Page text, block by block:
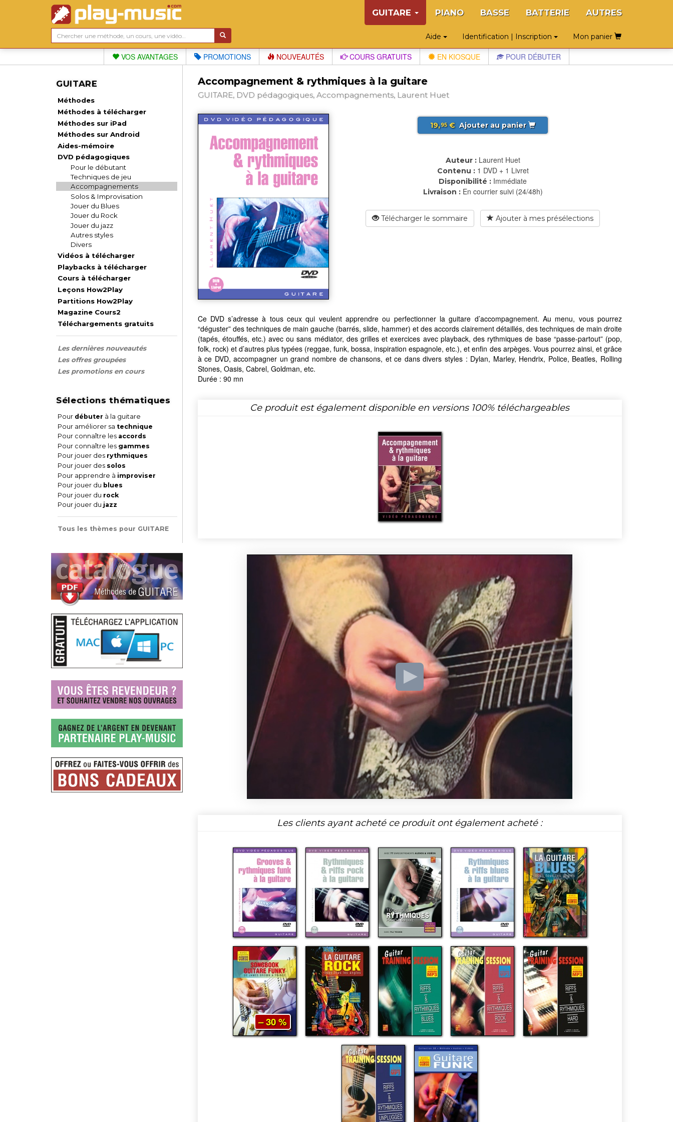
GUITARE PIANO BASSE BATTERIE AUTRES
Aide Identification | Inscription Mon panier
VOS AVANTAGES PROMOTIONS NOUVEAUTÉS COURS GRATUITS EN KIOSQUE POUR DÉBUTER
GUITARE
Méthodes
Méthodes à télécharger
Méthodes sur iPad
Méthodes sur Android
Aides-mémoire
DVD pédagogiques
Pour le débutant
Techniques de jeu
Accompagnements
Solos & Improvisation
Jouer du Blues
Jouer du Rock
Jouer du jazz
Autres styles
Divers
Vidéos à télécharger
Playbacks à télécharger
Cours à télécharger
Leçons How2Play
Partitions How2Play
Magazine Cours2
Téléchargements gratuits
Les dernières nouveautés
Les offres groupées
Les promotions en cours
Sélections thématiques
Pour débuter à la guitare
Pour améliorer sa technique
Pour connaître les accords
Pour connaître les gammes
Pour jouer des rythmiques
Pour jouer des solos
Pour apprendre à improviser
Pour jouer du blues
Pour jouer du rock
Pour jouer du jazz
Tous les thèmes pour GUITARE
Accompagnement & rythmiques à la guitare
GUITARE, DVD pédagogiques, Accompagnements, Laurent Huet
19,95€ Ajouter au panier
Auteur : Laurent Huet
Contenu : 1 DVD + 1 Livret
Disponibilité : Immédiate
Livraison : En courrier suivi (24/48h)
Télécharger le sommaire Ajouter à mes présélections
Ce DVD s’adresse à tous ceux qui veulent apprendre ou perfectionner la guitare d’accompagnement. Au menu, vous pourrez
“déguster” des techniques de main gauche (barrés, slide, hammer) et des accords clairement détaillés, des techniques de main droite
(tapés, étouffés, etc.) avec ou sans médiator, des grilles et exercices avec playback, des rythmiques de base “passe-partout” (pop,
folk, rock) et d’autres plus typées (reggae, funk, bossa, inspiration espagnole, etc.), et enfin des arpèges. Vous pourrez ainsi, et grâce
à ce DVD, accompagner un grand nombre de chansons, et ce dans divers styles : Dylan, Marley, Hendrix, Police, Beatles, Rolling
Stones, Oasis, Cabrel, Goldman, etc.
Durée : 90 mn
Ce produit est également disponible en versions 100% téléchargeables
Les clients ayant acheté ce produit ont également acheté :
– 30 %